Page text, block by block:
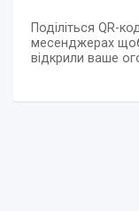
Поділіться QR-
месенджерах щоб
відкрили ваше